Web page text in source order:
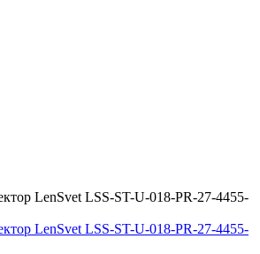
LenSvet LSS-ST-U-018-PR-27-4455-
LenSvet LSS-ST-U-018-PR-27-4455-